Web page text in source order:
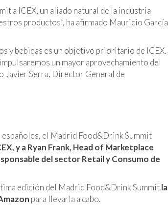
a ICEX, un aliado natural de la industria
productos”, ha afirmado Mauricio García
y bebidas es un objetivo prioritario de ICEX.
un mayor aprovechamiento del
Javier Serra, Director General de
el Madrid Food&Drink Summit
y a Ryan Frank, Head of Marketplace
del sector Retail y Consumo de
edición del Madrid Food&Drink Summitla
para llevarla a cabo.